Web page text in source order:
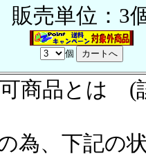
販売単位：3
個
商品とは (
為、下記の